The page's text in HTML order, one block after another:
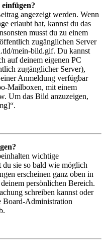
angezeigt werden. Wenn
erlaubt hat, kannst du das
musst du zu einem
zugänglichen Server
mein-bild.gif. Du kannst
auf deinem eigenen PC
zugänglicher Server),
Anmeldung verfügbar
Mailboxen, mit einem
Um das Bild anzuzeigen,
wichtige
du sie so bald wie möglich
erscheinen ganz oben in
persönlichen Bereich.
schreiben kannst oder
Board-Administration